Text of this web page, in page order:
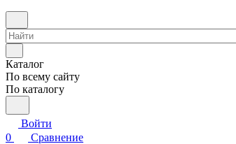
Каталог
По всему сайту
По каталогу
Войти
0
Сравнение